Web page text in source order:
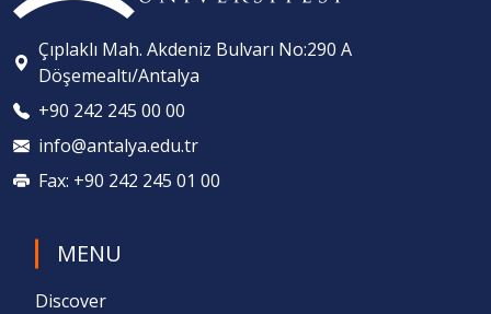
Çıplaklı Mah. Akdeniz Bulvarı No:290 A
Döşemealtı/Antalya
+90 242 245 00 00
info@antalya.edu.tr
Fax: +90 242 245 01 00
MENU
Discover